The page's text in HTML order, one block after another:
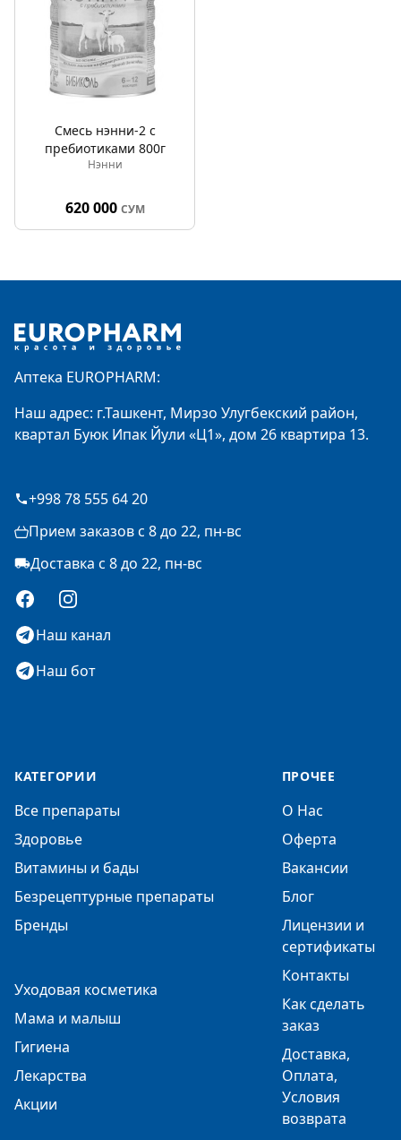
Смесь нэнни-2 с
пребиотиками 800г
Нэнни
620 000 СУМ
Аптека EUROPHARM:
Наш адрес: г.Ташкент, Мирзо Улугбекский район,
квартал Буюк Ипак Йули «Ц1», дом 26 квартира 13.
+998 78 555 64 20
Прием заказов с 8 до 22, пн-вс
Доставка с 8 до 22, пн-вс
FacebookInstagram
Наш канал
Наш бот
КАТЕГОРИИ
Все препараты
Здоровье
Витамины и бады
Безрецептурные препараты
Бренды
Уходовая косметика
Мама и малыш
Гигиена
Лекарства
Акции
ПРОЧЕЕ
О Нас
Оферта
Вакансии
Блог
Лицензии и
сертификаты
Контакты
Как сделать
заказ
Доставка,
Оплата,
Условия
возврата